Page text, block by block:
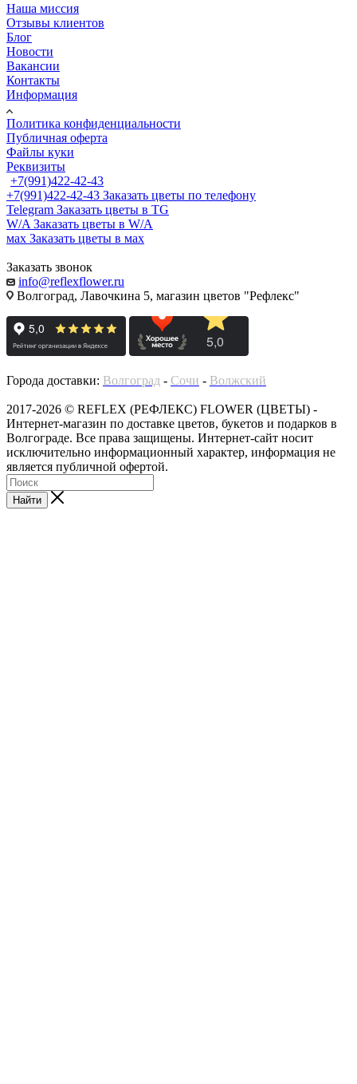
Наша миссия
Отзывы клиентов
Блог
Новости
Вакансии
Контакты
Информация
Политика конфиденциальности
Публичная оферта
Файлы куки
Реквизиты
+7(991)422-42-43
+7(991)422-42-43 Заказать цветы по телефону
Telegram Заказать цветы в TG
W/A Заказать цветы в W/A
мах Заказать цветы в мах
Заказать звонок
info@reflexflower.ru
Волгоград, Лавочкина 5, магазин цветов "Рефлекс"
Города доставки: Волгоград - Сочи - Волжский
2017-2026 © REFLEX (РЕФЛЕКС) FLOWER (ЦВЕТЫ) -
Интернет-магазин по доставке цветов, букетов и подарков в
Волгограде. Все права защищены. Интернет-сайт носит
исключительно информационный характер, информация не
является публичной офертой.
Найти